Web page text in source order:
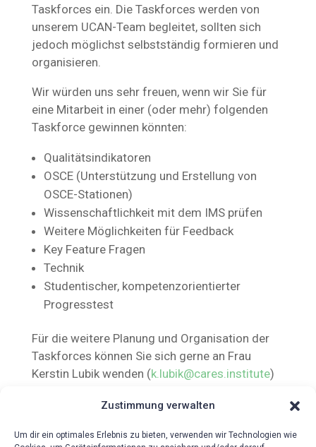
Zustimmung verwalten
Um dir ein optimales Erlebnis zu bieten, verwenden wir Technologien wie
Taskforces ein. Die Taskforces werden von
unserem UCAN-Team begleitet, sollten sich
jedoch möglichst selbstständig formieren und
organisieren.
Wir würden uns sehr freuen, wenn wir Sie für
eine Mitarbeit in einer (oder mehr) folgenden
Taskforce gewinnen könnten:
Qualitätsindikatoren
OSCE (Unterstützung und Erstellung von
OSCE-Stationen)
Wissenschaftlichkeit mit dem IMS prüfen
Weitere Möglichkeiten für Feedback
Key Feature Fragen
Technik
Studentischer, kompetenzorientierter
Progresstest
Für die weitere Planung und Organisation der
Taskforces können Sie sich gerne an Frau
Kerstin Lubik wenden (k.lubik@cares.institute)